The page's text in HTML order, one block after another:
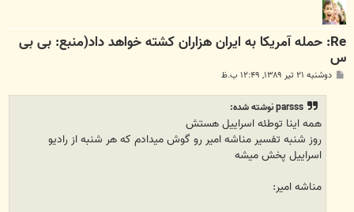
Re: حمله آمريکا به ايران هزاران کشته خواهد داد(منبع: بی بی
س
دوشنبه ۲۱ تیر ۱۳۸۹, ۱۲:۴۹ ب.ظ
parsss نوشته شده:
همه اینا توطئه اسراییل هستش
روز شنبه تفسیر مناشه امیر رو گوش میدادم که هر شنبه از رادیو
اسراییل پخش میشه
مناشه امیر: